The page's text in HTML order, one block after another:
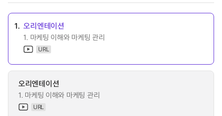
1. 오리엔테이션
1. 마케팅 이해와 마케팅 관리
URL
오리엔테이션
1. 마케팅 이해와 마케팅 관리
URL